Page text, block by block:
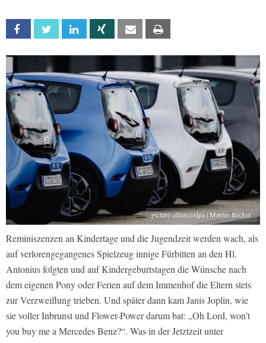
Facebook Twitter Linkedin Xing Email
picture alliance/dpa | Marius Becker
Reminiszenzen an Kindertage und die Jugendzeit werden wach, als
auf verlorengegangenes Spielzeug innige Fürbitten an den Hl.
Antonius folgten und auf Kindergeburtstagen die Wünsche nach
dem eigenen Pony oder Ferien auf dem Immenhof die Eltern stets
zur Verzweiflung trieben. Und später dann kam Janis Joplin, wie
sie voller Inbrunst und Flower-Power darum bat: „Oh Lord, won’t
you buy me a Mercedes Benz?“. Was in der Jetztzeit unter